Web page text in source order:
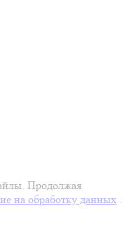
Продолжая
на обработку данных .